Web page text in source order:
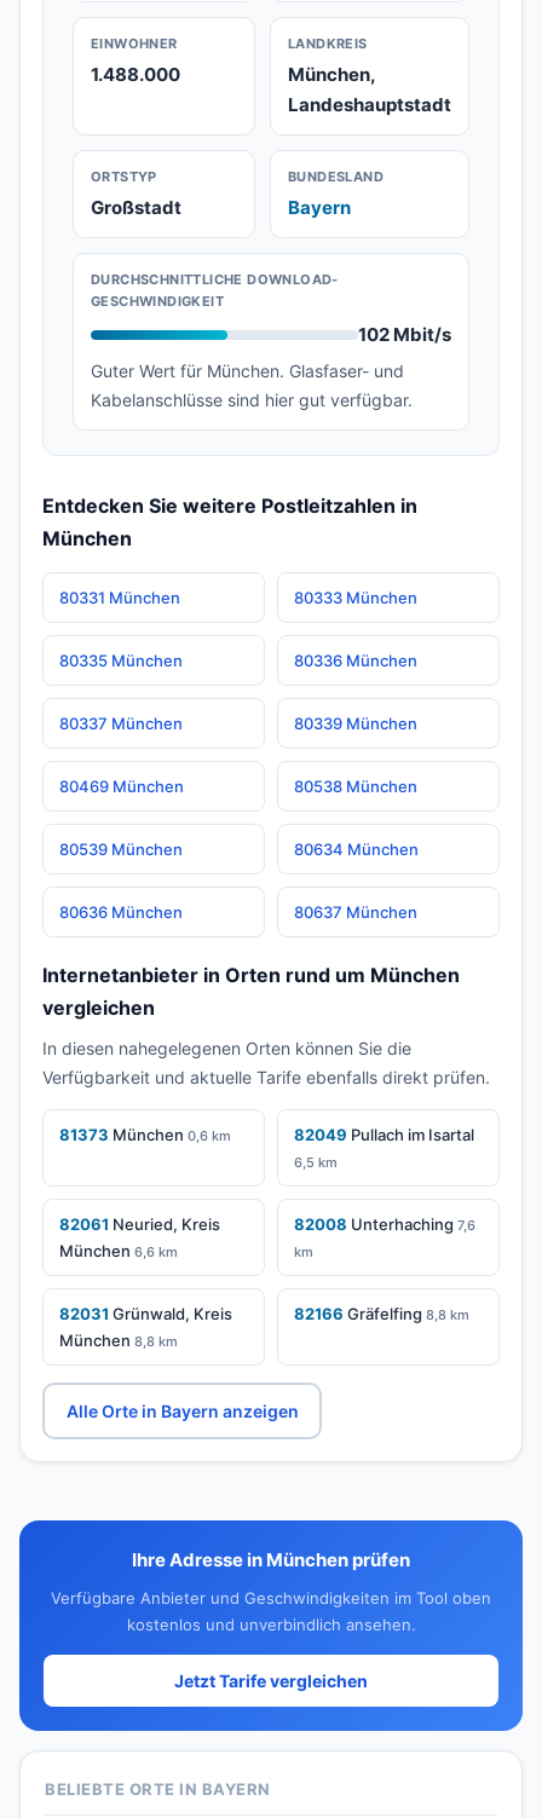
EINWOHNER
1.488.000
LANDKREIS
München,
Landeshauptstadt
ORTSTYP
Großstadt
BUNDESLAND
Bayern
DURCHSCHNITTLICHE DOWNLOAD-
GESCHWINDIGKEIT
102 Mbit/s
Guter Wert für München. Glasfaser- und
Kabelanschlüsse sind hier gut verfügbar.
Entdecken Sie weitere Postleitzahlen in
München
80331 München 80333 München
80335 München 80336 München
80337 München 80339 München
80469 München 80538 München
80539 München 80634 München
80636 München 80637 München
Internetanbieter in Orten rund um München
vergleichen
In diesen nahegelegenen Orten können Sie die
Verfügbarkeit und aktuelle Tarife ebenfalls direkt prüfen.
81373 München 0,6 km 82049 Pullach im Isartal
6,5 km
82061 Neuried, Kreis
München 6,6 km
82008 Unterhaching 7,6
km
82031 Grünwald, Kreis
München 8,8 km
82166 Gräfelfing 8,8 km
Alle Orte in Bayern anzeigen
Ihre Adresse in München prüfen
Verfügbare Anbieter und Geschwindigkeiten im Tool oben
kostenlos und unverbindlich ansehen.
Jetzt Tarife vergleichen
BELIEBTE ORTE IN BAYERN